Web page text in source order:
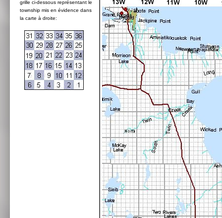
grille ci-dessous représentant le
township mis en évidence dans
la carte à droite: